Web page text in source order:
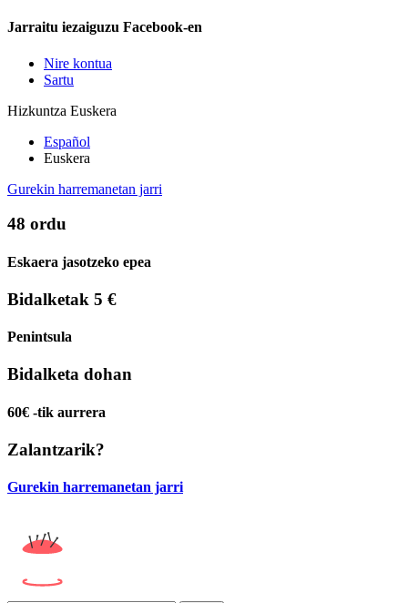
Jarraitu iezaiguzu Facebook-en
Nire kontua
Sartu
Hizkuntza Euskera
Español
Euskera
Gurekin harremanetan jarri
48 ordu
Eskaera jasotzeko epea
Bidalketak 5 €
Penintsula
Bidalketa dohan
60€ -tik aurrera
Zalantzarik?
Gurekin harremanetan jarri